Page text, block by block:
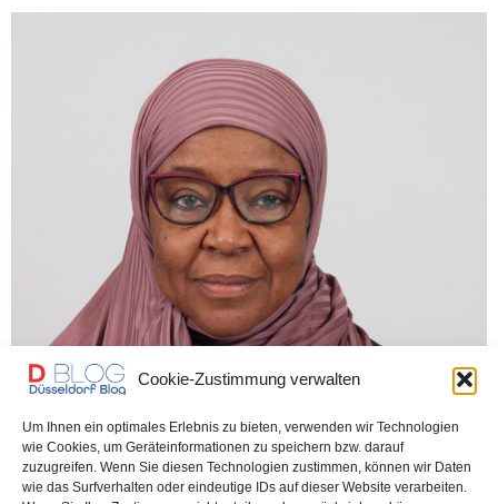
Cookie-Zustimmung verwalten
Um Ihnen ein optimales Erlebnis zu bieten, verwenden wir Technologien
wie Cookies, um Geräteinformationen zu speichern bzw. darauf
zuzugreifen. Wenn Sie diesen Technologien zustimmen, können wir Daten
wie das Surfverhalten oder eindeutige IDs auf dieser Website verarbeiten.
Tonhalle: Menschenrechtspreis an
Frauenrechtlerin – Sonderpreis für